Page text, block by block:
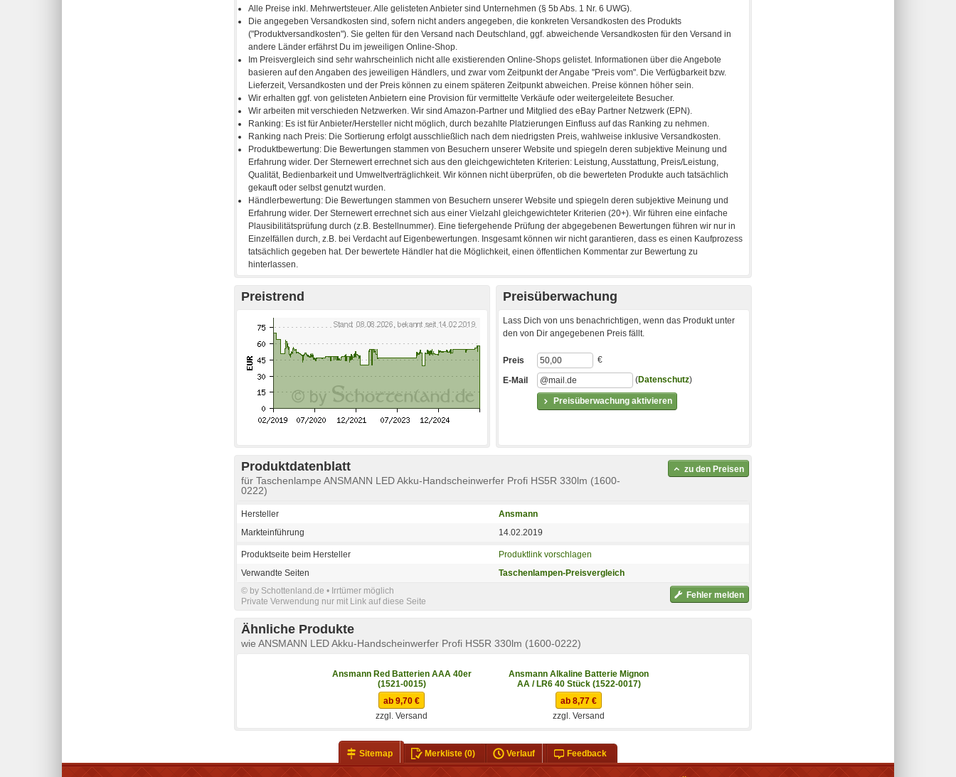
Preistrend Preisüberwachung
Lass Dich von uns benachrichtigen, wenn das Produkt unter
den von Dir angegebenen Preis fällt.
Preisüberwachung aktivieren
Preis €
E-Mail (Datenschutz)
Produktdatenblatt
für Taschenlampe ANSMANN LED Akku-Handscheinwerfer Profi HS5R 330lm (1600-
0222)
zu den Preisen
Hersteller
Ansmann
Markteinführung
14.02.2019
Produktseite beim Hersteller
Produktlink vorschlagen
Verwandte Seiten
Taschenlampen-Preisvergleich
Fehler melden
© by Schottenland.de • Irrtümer möglich
Private Verwendung nur mit Link auf diese Seite
Ähnliche Produkte
wie ANSMANN LED Akku-Handscheinwerfer Profi HS5R 330lm (1600-0222)
Ansmann Red Batterien AAA 40er
(1521-0015)
Ansmann Alkaline Batterie Mignon
AA / LR6 40 Stück (1522-0017)
ab 9,70 €
zzgl. Versand
ab 8,77 €
zzgl. Versand
Sitemap Merkliste(0) Verlauf Feedback